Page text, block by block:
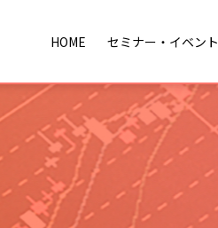
HOME セミナー・イベント